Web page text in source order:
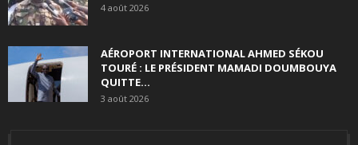
4 août 2026
AÉROPORT INTERNATIONAL AHMED SÉKOU
TOURÉ : LE PRÉSIDENT MAMADI DOUMBOUYA
QUITTE...
3 août 2026